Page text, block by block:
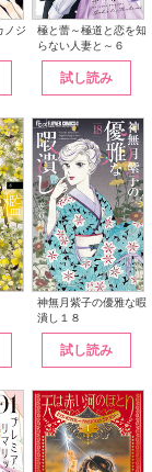
ノジ
極と蕾～極道と恋を知
らない人妻と～６
試し読み
神無月紫子の優雅な暇
潰し１８
試し読み